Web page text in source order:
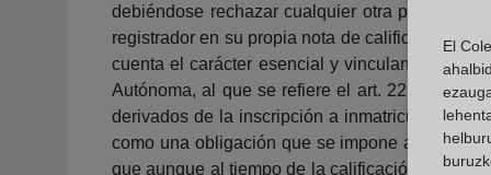
debiéndose rechazar cualquier otra
registrador en su propia nota de calificación ya
cuenta el carácter esencial y vinculante de tal
Autónoma, al que se refiere el art. 22 de la
derivados de la inscripción a
como una obligación que se impone al
que aunque al tiempo de la calificación no se
El